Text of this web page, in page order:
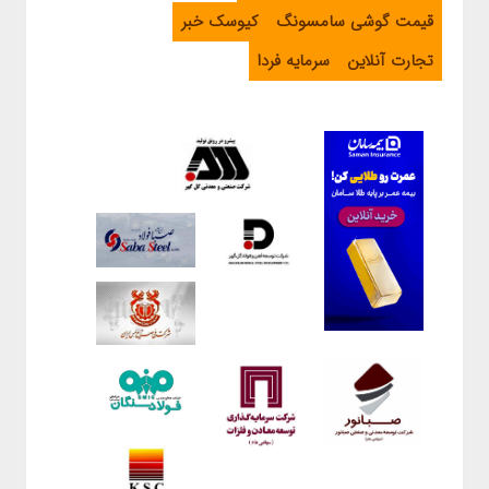
قیمت گوشی سامسونگ
کیوسک خبر
تجارت آنلاین
سرمایه فردا